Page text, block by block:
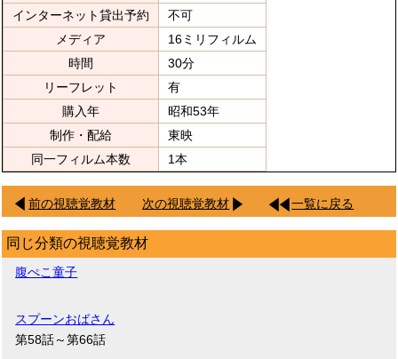
インターネット貸出予約
不可
メディア
16ミリフィルム
時間
30分
リーフレット
有
購入年
昭和53年
制作・配給
東映
同一フィルム本数
1本
前の視聴覚教材 次の視聴覚教材 一覧に戻る
同じ分類の視聴覚教材
腹ぺこ童子
スプーンおばさん
第58話～第66話